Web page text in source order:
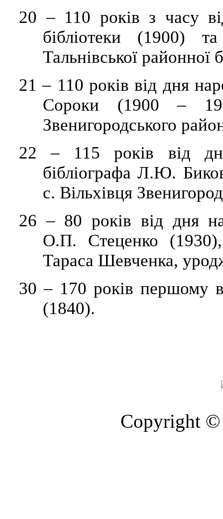
20 – 110 років з часу
бібліотеки (1900)
Тальнівської районної
21 – 110 років від дня
Сороки (1900 –
Звенигородського
22
– 115 років від
бібліографа Л.Ю.
с. Вільхівця
26 –80 років від дня
О.П. Стеценко
Тараса Шевченка,
30 – 170 років першому
(1840).
Copyright ©